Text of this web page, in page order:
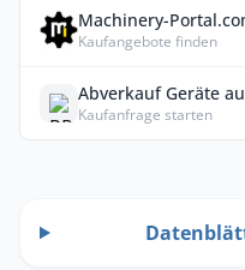
Machinery-
Kaufangebote finden
Abverkauf Geräte
Kaufanfrage starten